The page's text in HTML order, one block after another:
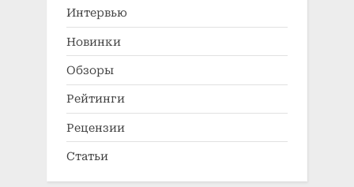
Интервью
Новинки
Обзоры
Рейтинги
Рецензии
Статьи